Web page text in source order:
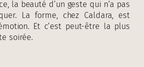
la beauté d’un geste qui n’a pas
La forme, chez Caldara, est
Et c’est peut-être la plus
soirée.